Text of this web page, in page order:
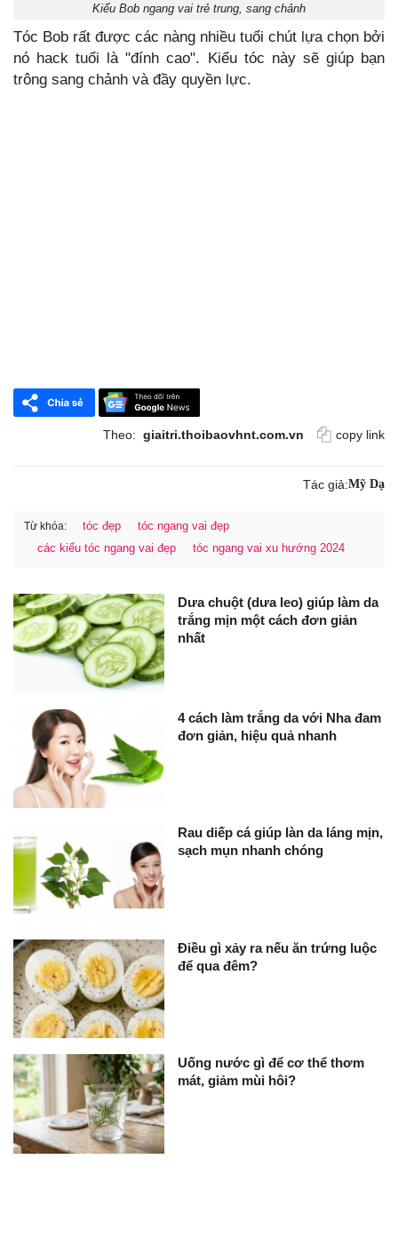
Kiểu Bob ngang vai trẻ trung, sang chảnh
Tóc Bob rất được các nàng nhiều tuổi chút lựa chọn bởi
nó hack tuổi là "đính cao". Kiểu tóc này sẽ giúp bạn
trông sang chảnh và đầy quyền lực.
Theo: giaitri.thoibaovhnt.com.vn copy link
Tác giả:Mỹ Dạ
Từ khóa: tóc đẹp
tóc ngang vai đẹp
các kiểu tóc ngang vai đẹp
tóc ngang vai xu hướng 2024
Dưa chuột (dưa leo) giúp làm da
trắng mịn một cách đơn giản
nhất
4 cách làm trắng da với Nha đam
đơn giản, hiệu quả nhanh
Rau diếp cá giúp làn da láng mịn,
sạch mụn nhanh chóng
Điều gì xảy ra nếu ăn trứng luộc
để qua đêm?
Uống nước gì để cơ thể thơm
mát, giảm mùi hôi?